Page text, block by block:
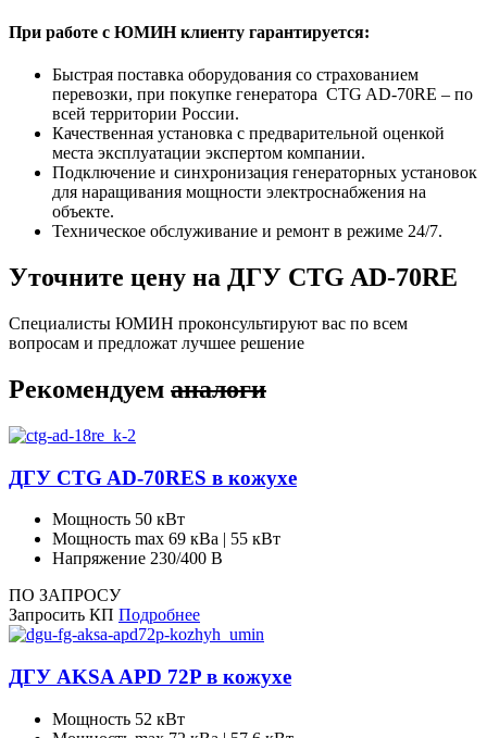
При работе с ЮМИН клиенту гарантируется:
Быстрая поставка оборудования со страхованием
перевозки, при покупке генератора CTG AD-70RE – по
всей территории России.
Качественная установка с предварительной оценкой
места эксплуатации экспертом компании.
Подключение и синхронизация генераторных установок
для наращивания мощности электроснабжения на
объекте.
Техническое обслуживание и ремонт в режиме 24/7.
Уточните цену на ДГУ CTG AD-70RE
Специалисты ЮМИН проконсультируют вас по всем
вопросам и предложат лучшее решение
Рекомендуем аналоги
ДГУ CTG AD-70RES в кожухе
Мощность 50 кВт
Мощность max 69 кВа | 55 кВт
Напряжение 230/400 В
ПО ЗАПРОСУ
Запросить КП Подробнее
ДГУ AKSA APD 72P в кожухе
Мощность 52 кВт